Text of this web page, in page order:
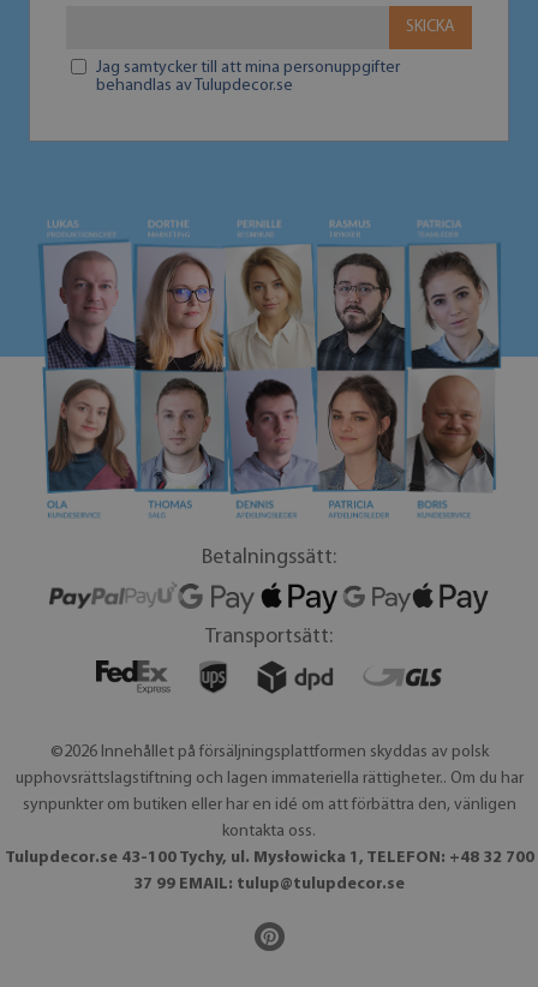
SKICKA
Jag samtycker till att mina personuppgifter
behandlas av Tulupdecor.se
Betalningssätt:
Transportsätt:
©2026 Innehållet på försäljningsplattformen skyddas av polsk
upphovsrättslagstiftning och lagen immateriella rättigheter.. Om du har
synpunkter om butiken eller har en idé om att förbättra den, vänligen
kontakta oss.
Tulupdecor.se 43-100 Tychy, ul. Mysłowicka 1, TELEFON: +48 32 700
37 99 EMAIL: tulup@tulupdecor.se